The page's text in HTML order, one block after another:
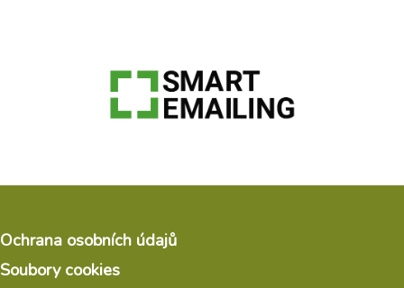
Ochrana osobních údajů
Soubory cookies